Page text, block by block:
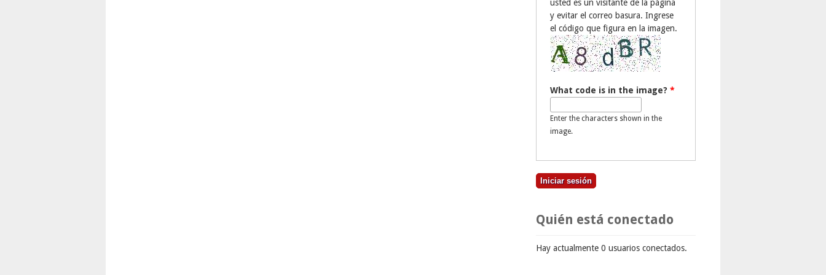
usted es un visitante de la página
y evitar el correo basura. Ingrese
el código que figura en la imagen.
What code is in the image? *
Enter the characters shown in the
image.
Quién está conectado
Hay actualmente 0 usuarios conectados.